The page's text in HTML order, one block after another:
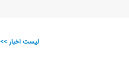
لیست اخبار >>